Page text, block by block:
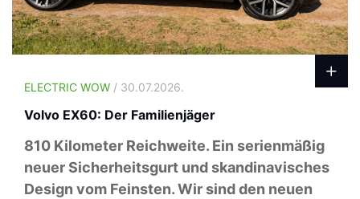
ELECTRIC WOW / 30.07.2026.
Volvo EX60: Der Familienjäger
810 Kilometer Reichweite. Ein serienmäßig
neuer Sicherheitsgurt und skandinavisches
Design vom Feinsten. Wir sind den neuen